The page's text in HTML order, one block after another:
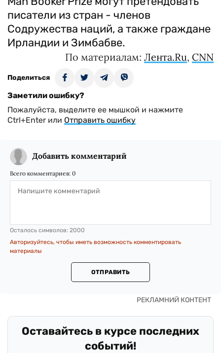
писатели из стран - членов
Содружества наций, а также граждане
Ирландии и Зимбабве.
По материалам: Лентa.Ru, CNN
Поделиться
Заметили ошибку?
Пожалуйста, выделите ее мышкой и нажмите
Ctrl+Enter или Отправить ошибку
Добавить комментарий
Всего комментариев: 0
Осталось символов: 2000
Авторизуйтесь, чтобы иметь возможность комментировать
материалы
ОТПРАВИТЬ
Оставайтесь в курсе последних
событий!